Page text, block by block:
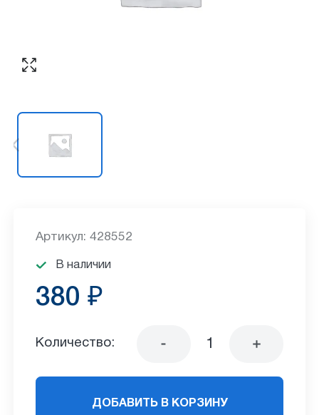
Артикул: 428552
В наличии
380 ₽
Количество:
ДОБАВИТЬ В КОРЗИНУ